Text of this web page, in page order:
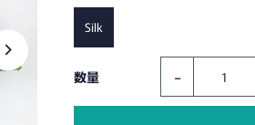
Silk
数量 -